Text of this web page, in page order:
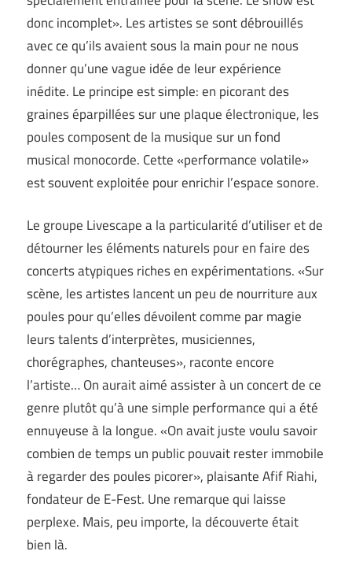
donc incomplet». Les artistes se sont débrouillés
avec ce qu’ils avaient sous la main pour ne nous
donner qu’une vague idée de leur expérience
inédite. Le principe est simple: en picorant des
graines éparpillées sur une plaque électronique, les
poules composent de la musique sur un fond
musical monocorde. Cette «performance volatile»
est souvent exploitée pour enrichir l’espace sonore.
Le groupe Livescape a la particularité d’utiliser et de
détourner les éléments naturels pour en faire des
concerts atypiques riches en expérimentations. «Sur
scène, les artistes lancent un peu de nourriture aux
poules pour qu’elles dévoilent comme par magie
leurs talents d’interprètes, musiciennes,
chorégraphes, chanteuses», raconte encore
l’artiste… On aurait aimé assister à un concert de ce
genre plutôt qu’à une simple performance qui a été
ennuyeuse à la longue. «On avait juste voulu savoir
combien de temps un public pouvait rester immobile
à regarder des poules picorer», plaisante Afif Riahi,
fondateur de E-Fest. Une remarque qui laisse
perplexe. Mais, peu importe, la découverte était
bien là.